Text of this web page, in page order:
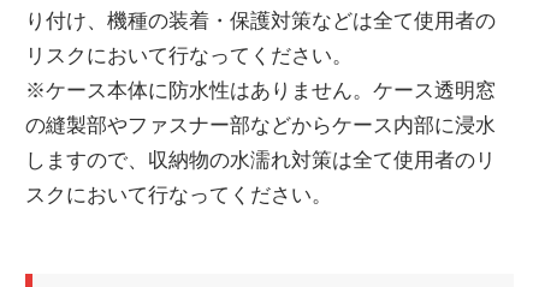
り付け、機種の装着・保護対策などは全て使用者の
リスクにおいて行なってください。
※ケース本体に防水性はありません。ケース透明窓
の縫製部やファスナー部などからケース内部に浸水
しますので、収納物の水濡れ対策は全て使用者のリ
スクにおいて行なってください。